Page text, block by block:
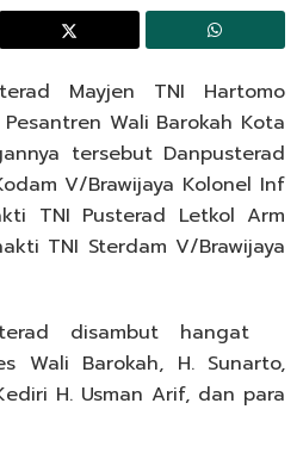
Mayjen TNI Hartomo
Wali Barokah Kota
tersebut Danpusterad
V/Brawijaya Kolonel Inf
TNI Pusterad Letkol Arm
TNI Sterdam V/Brawijaya
disambut hangat
Wali Barokah, H. Sunarto,
H. Usman Arif, dan para